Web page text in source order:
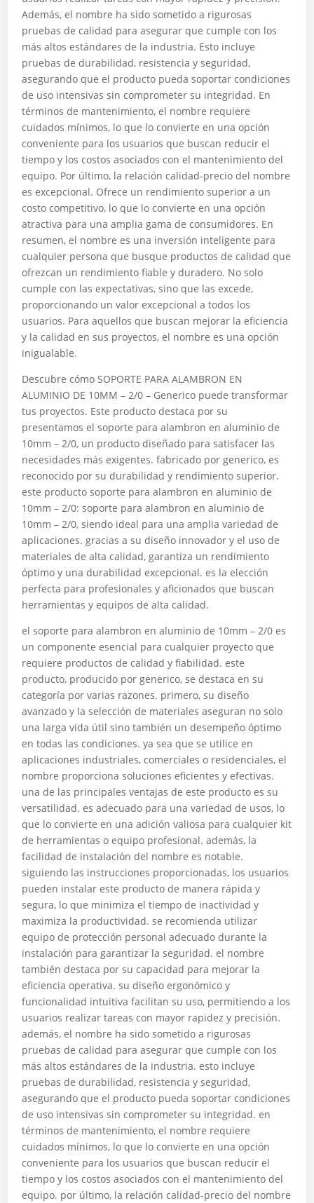
Además, el nombre ha sido sometido a rigurosas
pruebas de calidad para asegurar que cumple con los
más altos estándares de la industria. Esto incluye
pruebas de durabilidad, resistencia y seguridad,
asegurando que el producto pueda soportar condiciones
de uso intensivas sin comprometer su integridad. En
términos de mantenimiento, el nombre requiere
cuidados mínimos, lo que lo convierte en una opción
conveniente para los usuarios que buscan reducir el
tiempo y los costos asociados con el mantenimiento del
equipo. Por último, la relación calidad-precio del nombre
es excepcional. Ofrece un rendimiento superior a un
costo competitivo, lo que lo convierte en una opción
atractiva para una amplia gama de consumidores. En
resumen, el nombre es una inversión inteligente para
cualquier persona que busque productos de calidad que
ofrezcan un rendimiento fiable y duradero. No solo
cumple con las expectativas, sino que las excede,
proporcionando un valor excepcional a todos los
usuarios. Para aquellos que buscan mejorar la eficiencia
y la calidad en sus proyectos, el nombre es una opción
inigualable.
Descubre cómo SOPORTE PARA ALAMBRON EN
ALUMINIO DE 10MM – 2/0 – Generico puede transformar
tus proyectos. Este producto destaca por su
presentamos el soporte para alambron en aluminio de
10mm – 2/0, un producto diseñado para satisfacer las
necesidades más exigentes. fabricado por generico, es
reconocido por su durabilidad y rendimiento superior.
este producto soporte para alambron en aluminio de
10mm – 2/0: soporte para alambron en aluminio de
10mm – 2/0, siendo ideal para una amplia variedad de
aplicaciones. gracias a su diseño innovador y el uso de
materiales de alta calidad, garantiza un rendimiento
óptimo y una durabilidad excepcional. es la elección
perfecta para profesionales y aficionados que buscan
herramientas y equipos de alta calidad.
el soporte para alambron en aluminio de 10mm – 2/0 es
un componente esencial para cualquier proyecto que
requiere productos de calidad y fiabilidad. este
producto, producido por generico, se destaca en su
categoría por varias razones. primero, su diseño
avanzado y la selección de materiales aseguran no solo
una larga vida útil sino también un desempeño óptimo
en todas las condiciones. ya sea que se utilice en
aplicaciones industriales, comerciales o residenciales, el
nombre proporciona soluciones eficientes y efectivas.
una de las principales ventajas de este producto es su
versatilidad. es adecuado para una variedad de usos, lo
que lo convierte en una adición valiosa para cualquier kit
de herramientas o equipo profesional. además, la
facilidad de instalación del nombre es notable.
siguiendo las instrucciones proporcionadas, los usuarios
pueden instalar este producto de manera rápida y
segura, lo que minimiza el tiempo de inactividad y
maximiza la productividad. se recomienda utilizar
equipo de protección personal adecuado durante la
instalación para garantizar la seguridad. el nombre
también destaca por su capacidad para mejorar la
eficiencia operativa. su diseño ergonómico y
funcionalidad intuitiva facilitan su uso, permitiendo a los
usuarios realizar tareas con mayor rapidez y precisión.
además, el nombre ha sido sometido a rigurosas
pruebas de calidad para asegurar que cumple con los
más altos estándares de la industria. esto incluye
pruebas de durabilidad, resistencia y seguridad,
asegurando que el producto pueda soportar condiciones
de uso intensivas sin comprometer su integridad. en
términos de mantenimiento, el nombre requiere
cuidados mínimos, lo que lo convierte en una opción
conveniente para los usuarios que buscan reducir el
tiempo y los costos asociados con el mantenimiento del
equipo. por último, la relación calidad-precio del nombre